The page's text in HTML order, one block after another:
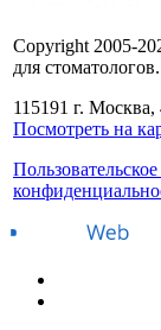
Copyright 2005-
для
115191 г.
Посмотреть на